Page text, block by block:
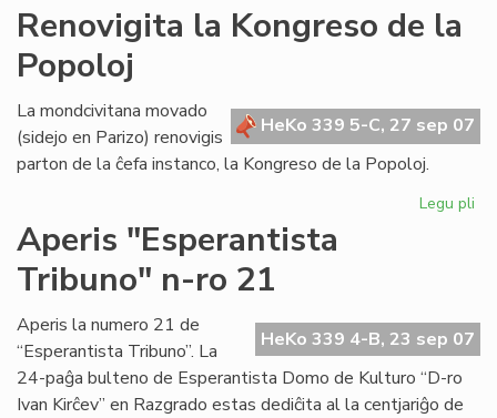
Renovigita la Kongreso de la
Popoloj
HeKo 339 5-C, 27 sep 07
La mondcivitana movado
(sidejo en Parizo) renovigis
parton de la ĉefa instanco, la Kongreso de la Popoloj.
Legu pli
la
Aperis "Esperantista
Tribuno" n-ro 21
HeKo 339 4-B, 23 sep 07
Aperis la numero 21 de
“Esperantista Tribuno”. La
24-paĝa bulteno de Esperantista Domo de Kulturo “D-ro
Ivan Kirĉev” en Razgrado estas dediĉita al la centjariĝo de